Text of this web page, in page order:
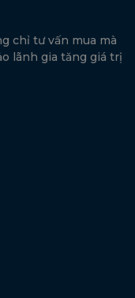
chỉ tư vấn mua mà
lãnh gia tăng giá trị